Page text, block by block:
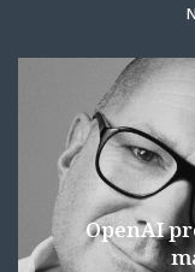
OpenAI